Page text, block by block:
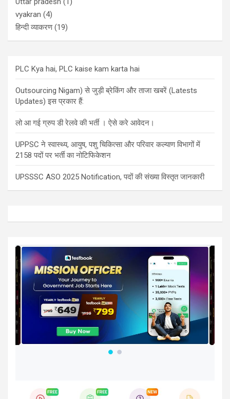
vyakran (4)
हिन्दी व्याकरण(19)
PLC Kya hai, PLC kaise kam karta hai
Outsourcing Nigam) से जुड़ी ब्रेकिंग और ताजा खबरें (Latests
Updates) इस प्रकार हैं:
लो आ गई ग्रुप डी रेलवे की भर्ती । ऐसे करे आवेदन।
UPPSC ने स्वास्थ्य, आयुष, पशु चिकित्सा और परिवार कल्याण विभागों में
2158 पदों पर भर्ती का नोटिफिकेशन
UPSSSC ASO 2025 Notification, पदों की संख्या विस्तृत जानकारी